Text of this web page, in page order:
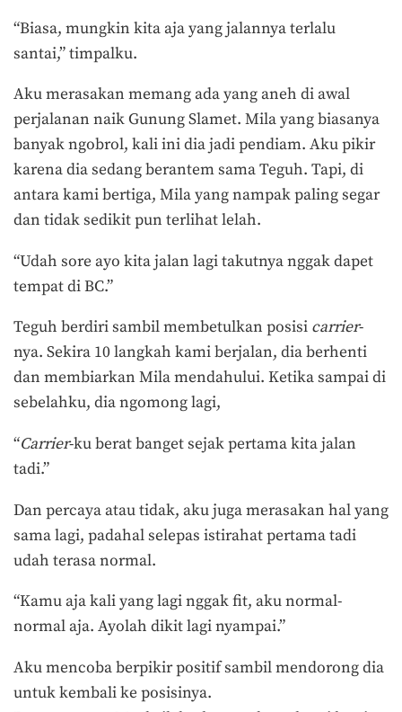
“Biasa, mungkin kita aja yang jalannya terlalu
santai,” timpalku.
Aku merasakan memang ada yang aneh di awal
perjalanan naik Gunung Slamet. Mila yang biasanya
banyak ngobrol, kali ini dia jadi pendiam. Aku pikir
karena dia sedang berantem sama Teguh. Tapi, di
antara kami bertiga, Mila yang nampak paling segar
dan tidak sedikit pun terlihat lelah.
“Udah sore ayo kita jalan lagi takutnya nggak dapet
tempat di BC.”
Teguh berdiri sambil membetulkan posisi carrier-
nya. Sekira 10 langkah kami berjalan, dia berhenti
dan membiarkan Mila mendahului. Ketika sampai di
sebelahku, dia ngomong lagi,
“Carrier-ku berat banget sejak pertama kita jalan
tadi.”
Dan percaya atau tidak, aku juga merasakan hal yang
sama lagi, padahal selepas istirahat pertama tadi
udah terasa normal.
“Kamu aja kali yang lagi nggak fit, aku normal-
normal aja. Ayolah dikit lagi nyampai.”
Aku mencoba berpikir positif sambil mendorong dia
untuk kembali ke posisinya.